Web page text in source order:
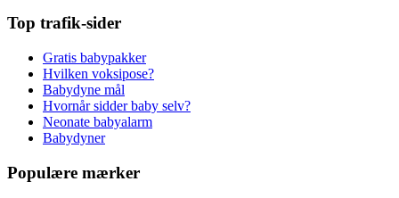
Top trafik-sider
Gratis babypakker
Hvilken voksipose?
Babydyne mål
Hvornår sidder baby selv?
Neonate babyalarm
Babydyner
Populære mærker